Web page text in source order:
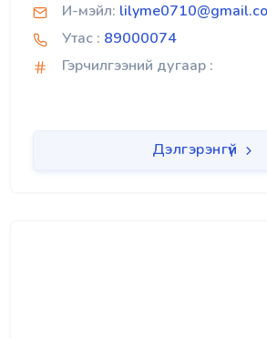
И-мэйл:
Утас : 89000074
Гэрчилгээний дугаар :
Дэлгэрэнгүй